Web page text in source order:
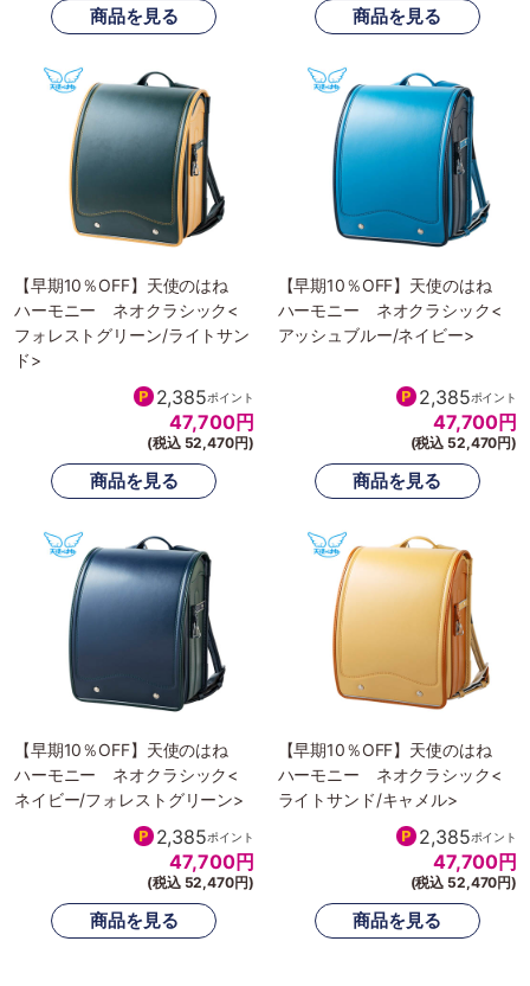
【早期10％OFF】天使のはね
ハーモニー ネオクラシック<
フォレストグリーン/ライトサン
ド>
2,385ポイント
47,700円
(税込 52,470円)
【早期10％OFF】天使のはね
ハーモニー ネオクラシック<
アッシュブルー/ネイビー>
2,385ポイント
47,700円
(税込 52,470円)
【早期10％OFF】天使のはね
ハーモニー ネオクラシック<
ネイビー/フォレストグリーン>
2,385ポイント
47,700円
(税込 52,470円)
【早期10％OFF】天使のはね
ハーモニー ネオクラシック<
ライトサンド/キャメル>
2,385ポイント
47,700円
(税込 52,470円)